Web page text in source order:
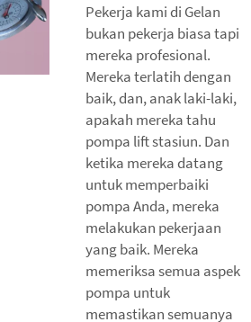
Pekerja kami di Gelan
bukan pekerja biasa tapi
mereka profesional.
Mereka terlatih dengan
baik, dan, anak laki-laki,
apakah mereka tahu
pompa lift stasiun. Dan
ketika mereka datang
untuk memperbaiki
pompa Anda, mereka
melakukan pekerjaan
yang baik. Mereka
memeriksa semua aspek
pompa untuk
memastikan semuanya